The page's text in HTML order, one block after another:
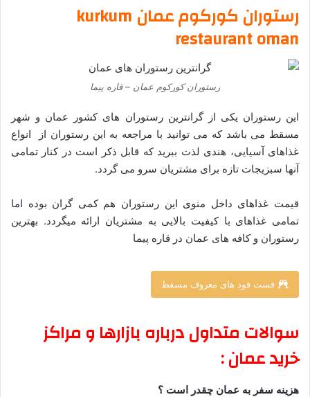
رستوران کورکوم عمان kurkum
restaurant oman
رستوران کورکوم عمان – قاره پیما
این رستوران یکی از گرانترین رستوران های کشور عمان و شهر
مسقط می باشد که می توانید با مراجعه به این رستوران از انواع
غذاهای آسیایی، هندی لذت ببرید که قابل ذکر است در کنار تمامی
آنها سبزیجات تازه برای مشتریان سرو می گردد.
قیمت غذاهای داخل منوی این رستوران هم کمی گران بوده اما
تمامی غذاهای با کیفیت بالایی به مشتریان ارائه میگردد. بهترین
رستوران و کافه های عمان در قاره پیما
فست فود های معروف مسقط
سوالات متداول درباره بازارها و مراکز
خرید عمان :
هزینه سفر به عمان چقدر است ؟